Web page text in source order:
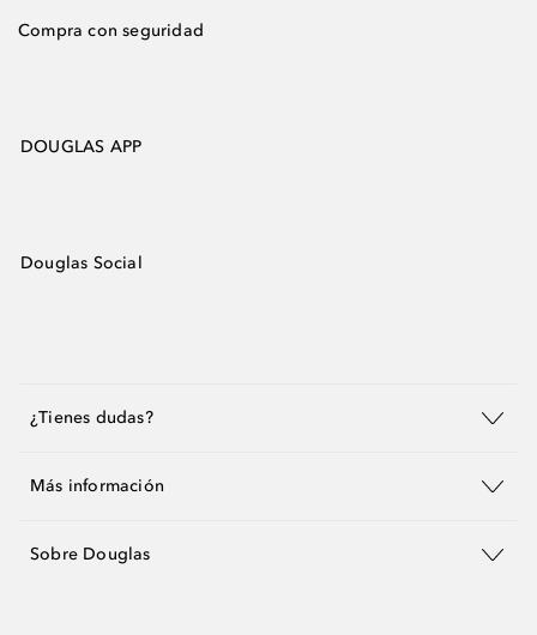
Compra con seguridad
DOUGLAS APP
Douglas Social
¿Tienes dudas?
Más información
Sobre Douglas